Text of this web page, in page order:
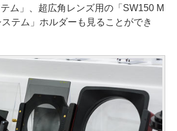
ム」、超広角レンズ用の「SW150 M
テム」ホルダーも見ることができ